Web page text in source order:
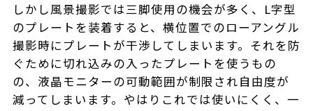
しかし風景撮影では三脚使用の機会が多く、L字型
のプレートを装着すると、横位置でのローアングル
撮影時にプレートが干渉してしまいます。それを防
ぐために切れ込みの入ったプレートを使うもの
の、液晶モニターの可動範囲が制限され自由度が
減ってしまいます。やはりこれでは使いにくく、一